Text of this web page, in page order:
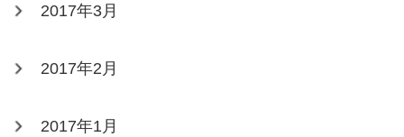
2017年3月
2017年2月
2017年1月